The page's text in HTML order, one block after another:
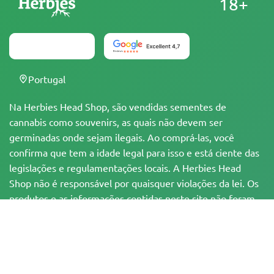
Na Herbies Head Shop, são vendidas sementes de
cannabis como souvenirs, as quais não devem ser
germinadas onde sejam ilegais. Ao comprá-las, você
confirma que tem a idade legal para isso e está ciente das
legislações e regulamentações locais. A Herbies Head
Shop não é responsável por quaisquer violações da lei. Os
produtos e as informações contidas neste site não foram
Portugal